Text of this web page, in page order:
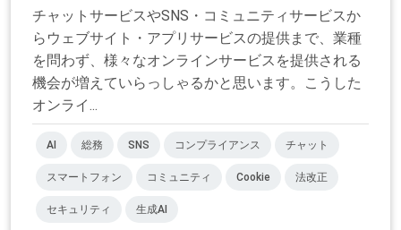
チャットサービスやSNS・コミュニティサービスか
らウェブサイト・アプリサービスの提供まで、業種
を問わず、様々なオンラインサービスを提供される
機会が増えていらっしゃるかと思います。こうした
オンライ...
AI 総務 SNS コンプライアンス チャット
スマートフォン コミュニティ Cookie 法改正
セキュリティ 生成AI